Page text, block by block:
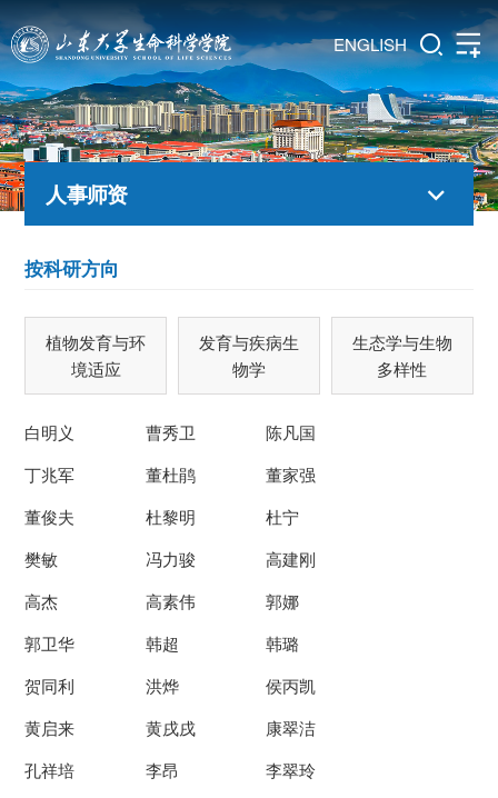
ENGLISH
人事师资
按科研方向
植物发育与环
境适应
发育与疾病生
物学
生态学与生物
多样性
白明义 曹秀卫
陈凡国
丁兆军
董杜鹃
董家强
董俊夫
杜黎明
杜宁
樊敏
冯力骏
高建刚
高杰
高素伟
郭娜
郭卫华
韩超
韩璐
贺同利
洪烨
侯丙凯
黄启来
黄戌戌
康翠洁
孔祥培
李昂
李翠玲